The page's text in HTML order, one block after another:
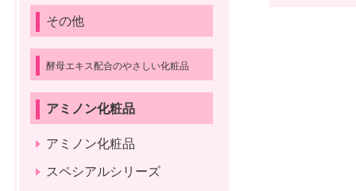
その他
酵母エキス配合のやさしい化粧品
アミノン化粧品
アミノン化粧品
スペシアルシリーズ